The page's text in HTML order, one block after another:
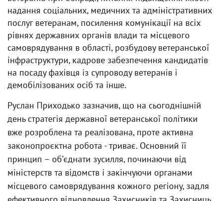
надання соціальних, медичних та адміністративних
послуг ветеранам, посилення комунікації на всіх
рівнях державних органів влади та місцевого
самоврядування в області, розбудову ветеранської
інфраструктури, кадрове забезпечення кандидатів
на посаду фахівця із супроводу ветеранів і
демобілізованих осіб та інше.
Руслан Приходько зазначив, що на сьогоднішній
день стратегія державної ветеранської політики
вже розроблена та реалізована, проте активна
законопроєктна робота - триває. Основний її
принцип – обʼєднати зусилля, починаючи від
міністерств та відомств і закінчуючи органами
місцевого самоврядування кожного регіону, задля